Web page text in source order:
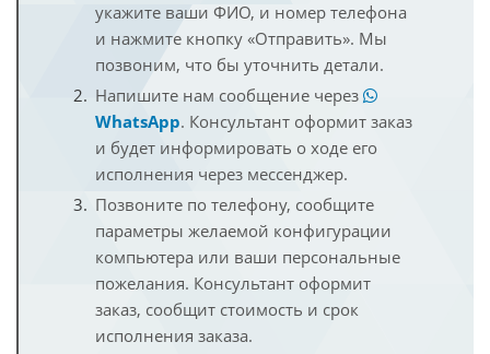
укажите ваши ФИО, и номер телефона
и нажмите кнопку «Отправить». Мы
позвоним, что бы уточнить детали.
Напишите нам сообщение через
WhatsApp. Консультант оформит заказ
и будет информировать о ходе его
исполнения через мессенджер.
Позвоните по телефону, сообщите
параметры желаемой конфигурации
компьютера или ваши персональные
пожелания. Консультант оформит
заказ, сообщит стоимость и срок
исполнения заказа.